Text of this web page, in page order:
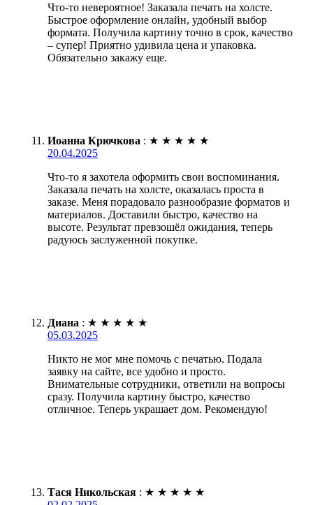
Что-то невероятное! Заказала печать на холсте.
Быстрое оформление онлайн, удобный выбор
формата. Получила картину точно в срок, качество
– супер! Приятно удивила цена и упаковка.
Обязательно закажу еще.
Иоанна Крючкова : ★ ★ ★ ★ ★
20.04.2025
Что-то я захотела оформить свои воспоминания.
Заказала печать на холсте, оказалась проста в
заказе. Меня порадовало разнообразие форматов и
материалов. Доставили быстро, качество на
высоте. Результат превзошёл ожидания, теперь
радуюсь заслуженной покупке.
Диана : ★ ★ ★ ★ ★
05.03.2025
Никто не мог мне помочь с печатью. Подала
заявку на сайте, все удобно и просто.
Внимательные сотрудники, ответили на вопросы
сразу. Получила картину быстро, качество
отличное. Теперь украшает дом. Рекомендую!
Тася Никольская : ★ ★ ★ ★ ★